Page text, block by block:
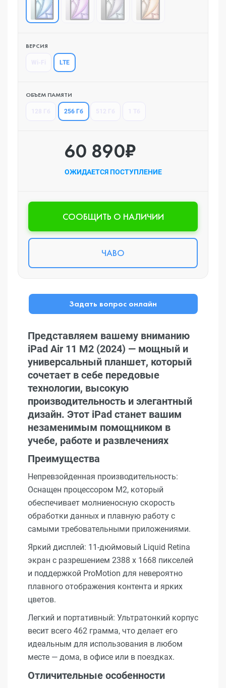
ВЕРСИЯ
LTE
ОБЪЕМ ПАМЯТИ
256 Гб
60 890₽
ОЖИДАЕТСЯ ПОСТУПЛЕНИЕ
CООБЩИТЬ О НАЛИЧИИ
ЧАВО
Задать вопрос онлайн
Представляем вашему вниманию
iPad Air 11 M2 (2024) — мощный и
универсальный планшет, который
сочетает в себе передовые
технологии, высокую
производительность и элегантный
дизайн. Этот iPad станет вашим
незаменимым помощником в
учебе, работе и развлечениях
Преимущества
Непревзойденная производительность:
Оснащен процессором M2, который
обеспечивает молниеносную скорость
обработки данных и плавную работу с
самыми требовательными приложениями.
Яркий дисплей: 11-дюймовый Liquid Retina
экран с разрешением 2388 x 1668 пикселей
и поддержкой ProMotion для невероятно
плавного отображения контента и ярких
цветов.
Легкий и портативный: Ультратонкий корпус
весит всего 462 грамма, что делает его
идеальным для использования в любом
месте — дома, в офисе или в поездках.
Отличительные особенности